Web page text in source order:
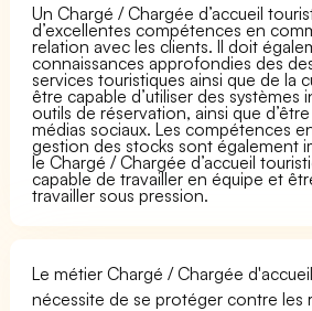
Un Chargé / Chargée d’accueil
d’excellentes compétences en
relation avec les clients. Il doit
connaissances approfondies des
services touristiques ainsi que de la
être capable d’utiliser des systèmes
outils de réservation, ainsi que d’être
médias sociaux. Les compétences
gestion des stocks sont également
le Chargé / Chargée d’accueil
capable de travailler en équipe et
travailler sous pression.
Le métier Chargé / Chargée
nécessite de se protéger contre les